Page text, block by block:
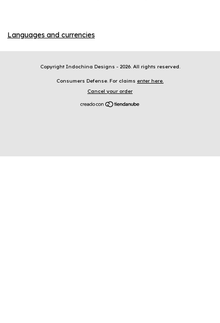
Languages and currencies
Copyright Indochina Designs - 2026. All rights reserved.
Consumers Defense. For claims enter here.
Cancel your order